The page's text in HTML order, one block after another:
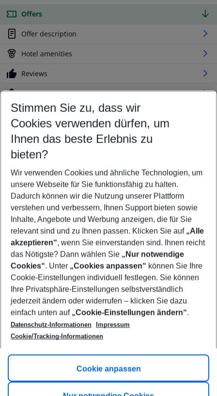
Offers
Offer description
Hotel amenities
Reviews
Location
Customize your offer
Find the perfect deal which suits your best
Your departure airport
Any airport
Select your date range
10/08/26–08/08/27 5-8 nights
Who will travel
2 adults No children
Show more filter
Footer
Footer navigation
Title A
Link A
Stimmen Sie zu, dass wir
Cookies verwenden dürfen, um
Ihnen das beste Erlebnis zu
bieten?
Wir verwenden Cookies und ähnliche Technologien, um
unsere Webseite für Sie funktionsfähig zu halten.
Dadurch können wir die Nutzung unserer Plattform
verstehen und verbessern, Ihnen Support bieten sowie
Inhalte, Angebote und Werbung anzeigen, die für Sie
relevant sind und zu Ihnen passen. Klicken Sie auf „Alle
akzeptieren“, wenn Sie einverstanden sind. Ihnen reicht
das Nötigste? Dann wählen Sie „Nur notwendige
Cookies“. Unter „Cookies anpassen“ können Sie Ihre
Cookie-Einstellungen individuell festlegen. Sie können
Ihre Privatsphäre-Einstellungen selbstverständlich
jederzeit ändern oder widerrufen – klicken Sie dazu
einfach unten auf „Cookie-Einstellungen ändern“.
Datenschutz-Informationen
Impressum
Cookie/Tracking-Informationen
Cookie anpassen